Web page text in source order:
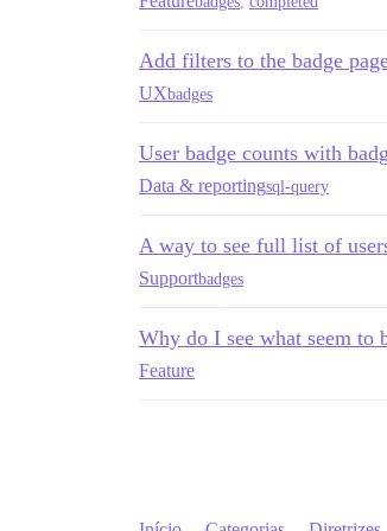
Add filters to the badge
UXbadges
User badge counts with
Data & reportingsql-query
A way to see full list of
Supportbadges
Why do I see what seem to
Feature